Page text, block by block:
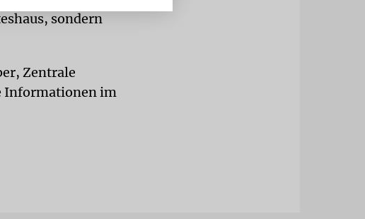
sondern
Zentrale
Informationen im